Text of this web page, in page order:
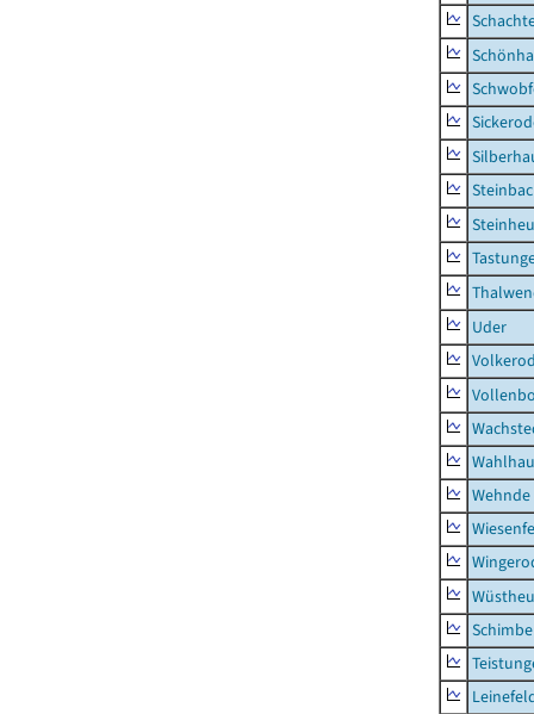
Uder
Wehnde